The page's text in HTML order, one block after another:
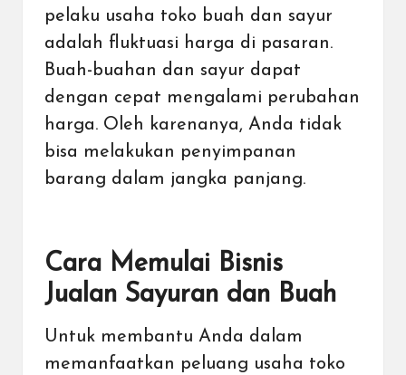
pelaku usaha toko buah dan sayur
adalah fluktuasi harga di pasaran.
Buah-buahan dan sayur dapat
dengan cepat mengalami perubahan
harga. Oleh karenanya, Anda tidak
bisa melakukan penyimpanan
barang dalam jangka panjang.
Cara Memulai Bisnis
Jualan Sayuran dan Buah
Untuk membantu Anda dalam
memanfaatkan peluang usaha toko